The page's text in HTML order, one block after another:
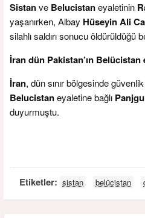
Sistanve Belucistaneyaletinin
yaşanırken, Albay Hüseyin Ali
silahlı saldırı sonucu öldürüldüğü
İran dün Pakistan’ın Belücistan
İran, dün sınır bölgesinde
Belucistaneyaletine bağlı
duyurmuştu.
Etiketler: sistan belücistan